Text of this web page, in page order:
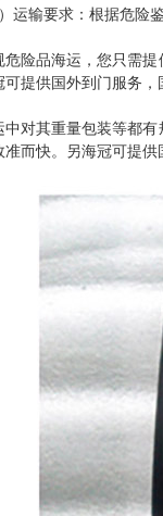
）运输要求：根据危险
危险品海运，您只需
可提供国外到门服务，
中对其重量包装等都
准而快。另海冠可提供